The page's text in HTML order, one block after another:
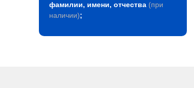
фамилии, имени, отчества (при
наличии);